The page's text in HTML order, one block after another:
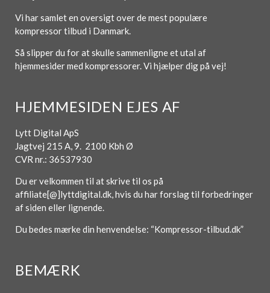
Vi har samlet en oversigt over de mest populære
kompressor tilbud i Danmark.
Så slipper du for at skulle sammenligne et utal af
hjemmesider med kompressorer. Vi hjælper dig på vej!
HJEMMESIDEN EJES AF
Lytt Digital ApS
Jagtvej 215 A, 9. 2100 Kbh Ø
CVR nr.: 36537930
Du er velkommen til at skrive til os på
affiliate[@]lyttdigital.dk, hvis du har forslag til forbedringer
af siden eller lignende.
Du bedes mærke din henvendelse: “Kompressor-tilbud.dk”
BEMÆRK